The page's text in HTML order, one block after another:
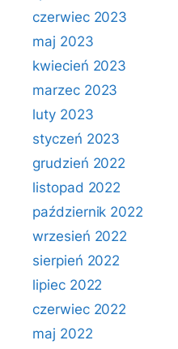
czerwiec 2023
maj 2023
kwiecień 2023
marzec 2023
luty 2023
styczeń 2023
grudzień 2022
listopad 2022
październik 2022
wrzesień 2022
sierpień 2022
lipiec 2022
czerwiec 2022
maj 2022